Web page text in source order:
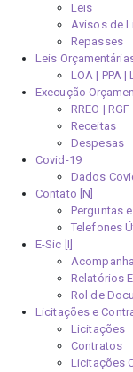
Leis
Avisos de
Repasses
Leis
LOA | PPA |
Execução
RREO | RGF
Receitas
Despesas
Covid-19
Dados
Contato [N]
Perguntas
Telefones
E-Sic [I]
Relatórios
Rol de
Licitações e
Licitações
Contratos
Licitações